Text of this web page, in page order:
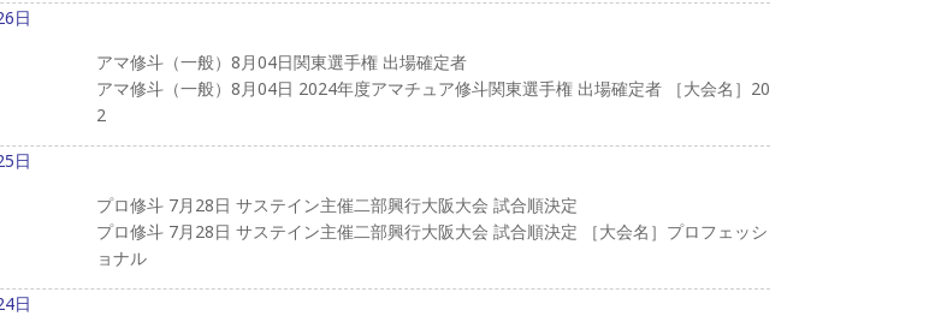
日
アマ修斗（一般）8月04日関東選手権 出場確定者
アマ修斗（一般）8月04日 2024年度アマチュア修斗関東選手権 出場確定者 ［大会名］20
2
日
プロ修斗 7月28日 サステイン主催二部興行大阪大会 試合順決定
プロ修斗 7月28日 サステイン主催二部興行大阪大会 試合順決定 ［大会名］プロフェッシ
ョナル
日